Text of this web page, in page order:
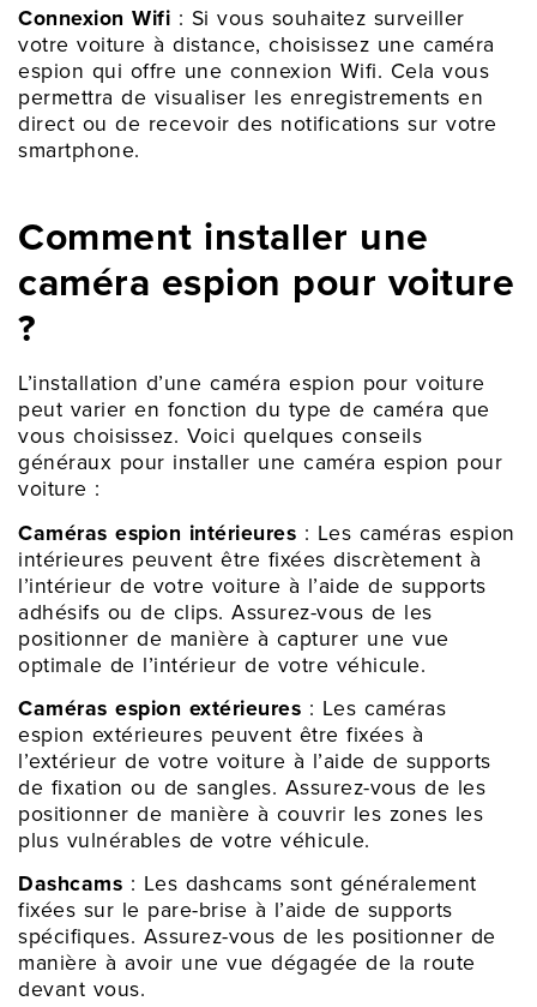
Connexion Wifi : Si vous souhaitez surveiller
votre voiture à distance, choisissez une caméra
espion qui offre une connexion Wifi. Cela vous
permettra de visualiser les enregistrements en
direct ou de recevoir des notifications sur votre
smartphone.
Comment installer une
caméra espion pour voiture
?
L’installation d’une caméra espion pour voiture
peut varier en fonction du type de caméra que
vous choisissez. Voici quelques conseils
généraux pour installer une caméra espion pour
voiture :
Caméras espion intérieures : Les caméras espion
intérieures peuvent être fixées discrètement à
l’intérieur de votre voiture à l’aide de supports
adhésifs ou de clips. Assurez-vous de les
positionner de manière à capturer une vue
optimale de l’intérieur de votre véhicule.
Caméras espion extérieures : Les caméras
espion extérieures peuvent être fixées à
l’extérieur de votre voiture à l’aide de supports
de fixation ou de sangles. Assurez-vous de les
positionner de manière à couvrir les zones les
plus vulnérables de votre véhicule.
Dashcams : Les dashcams sont généralement
fixées sur le pare-brise à l’aide de supports
spécifiques. Assurez-vous de les positionner de
manière à avoir une vue dégagée de la route
devant vous.